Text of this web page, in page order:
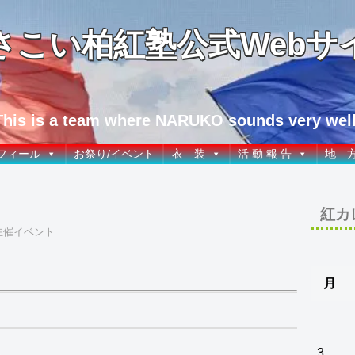
こい柏紅塾公式Webサ
is a team where NARUKO sounds very
ィール お祭り/イベント 衣 装 活 動 報 告 地
催イベント
紅カ
月